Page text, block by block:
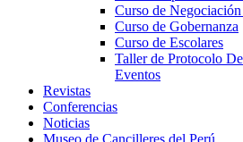
Curso de
Curso de Gobernanza
Curso de Escolares
Taller de Protocolo
Eventos
Revistas
Conferencias
Noticias
Museo de Cancilleres del Perú